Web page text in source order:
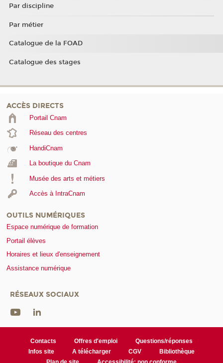
Par discipline
Par métier
Catalogue de la FOAD
Catalogue des stages
ACCÈS DIRECTS
Portail Cnam
Réseau des centres
HandiCnam
La boutique du Cnam
Musée des arts et métiers
Accès à IntraCnam
OUTILS NUMÉRIQUES
Espace numérique de formation
Portail élèves
Horaires et lieux d'enseignement
Assistance numérique
RÉSEAUX SOCIAUX
Contacts Offres d'emploi
Questions/réponses
Infos site
A télécharger CGV
Bibliothèque